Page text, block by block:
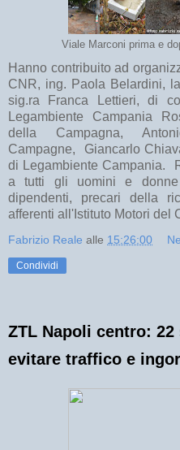
Viale Marconi prima e
Hanno contribuito ad
CNR, ing. Paola Belardini,
sig.ra Franca Lettieri, di
Legambiente Campania
della Campagna,
Campagne, Giancarlo
di Legambiente Campania.
a tutti gli uomini e donne
dipendenti, precari della
afferenti all'Istituto Motori del
Fabrizio Reale alle 15:26:00
Condividi
ZTL Napoli centro:
evitare traffico e